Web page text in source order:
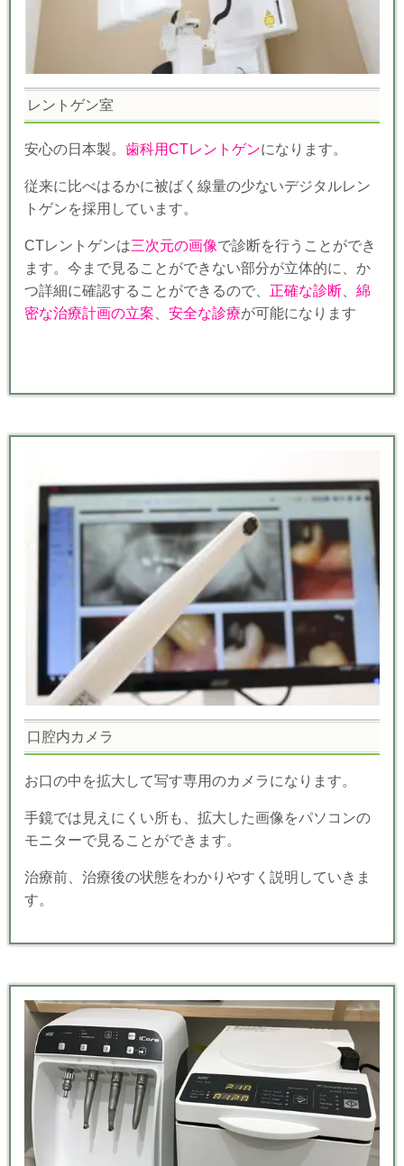
レントゲン室
安心の日本製。 歯科用CTレントゲンになります。
従来に比べはるかに被ばく線量の少ないデジタルレン
トゲンを採用しています。
CTレントゲンは三次元の画像で診断を行うことができ
ます。今まで見ることができない部分が立体的に、か
つ詳細に確認することができるので、 正確な診断
綿
密な治療計画の立案
安全な診療が可能になります
口腔内カメラ
お口の中を拡大して写す専用のカメラになります。
手鏡では見えにくい所も、拡大した画像をパソコンの
モニターで見ることができます。
治療前、治療後の状態をわかりやすく説明していきま
す。